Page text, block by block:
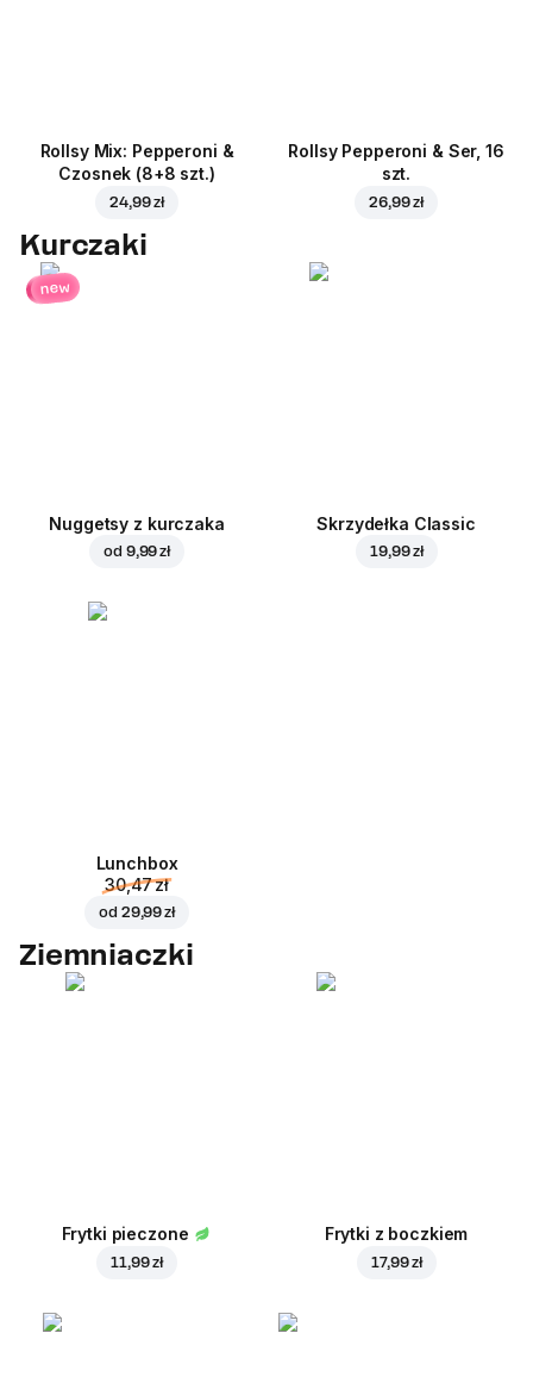
Rollsy Mix: Pepperoni &
Czosnek (8+8 szt.)
24,99 zł
Rollsy Pepperoni & Ser, 16
szt.
26,99 zł
Kurczaki
new
Nuggetsy z kurczaka
od 9,99 zł
Skrzydełka Classic
19,99 zł
Lunchbox
30,47 zł
od 29,99 zł
Ziemniaczki
Frytki pieczone
11,99 zł
Frytki z boczkiem
17,99 zł